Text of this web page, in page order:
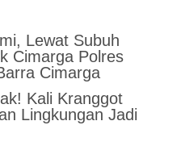
Lewat Subuh
Cimarga Polres
Cimarga
Kali Kranggot
Lingkungan Jadi